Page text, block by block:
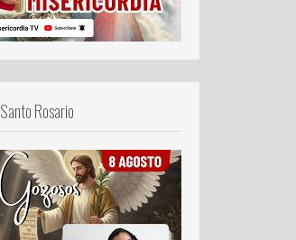
Santo Rosario